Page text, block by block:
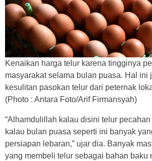
Kenaikan harga telur karena tingginya
masyarakat selama bulan puasa. Hal ini
kesulitan pasokan telur dari peternak
(Photo : Antara Foto/Arif Firmansyah)
“Alhamdulillah kalau disini telur
kalau bulan puasa seperti ini banyak
persiapan lebaran,” ujar dia. Banyak
yang membeli telur sebagai bahan baku